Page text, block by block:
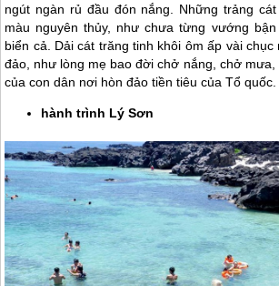
ngút ngàn rủ đầu đón nắng. Những trảng
màu nguyên thủy, như chưa từng vướng
biển cả. Dải cát trăng tinh khôi ôm ấp vài
đảo, như lòng mẹ bao đời chở nắng, chở
của con dân nơi hòn đảo tiền tiêu của Tổ quốc.
hành trình Lý Sơn